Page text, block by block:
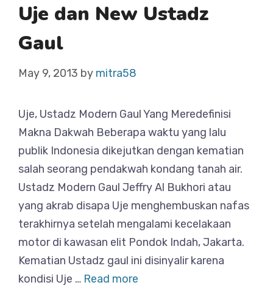
Uje dan New Ustadz
Gaul
May 9, 2013 by mitra58
Uje, Ustadz Modern Gaul Yang Meredefinisi
Makna Dakwah Beberapa waktu yang lalu
publik Indonesia dikejutkan dengan kematian
salah seorang pendakwah kondang tanah air.
Ustadz Modern Gaul Jeffry Al Bukhori atau
yang akrab disapa Uje menghembuskan nafas
terakhirnya setelah mengalami kecelakaan
motor di kawasan elit Pondok Indah, Jakarta.
Kematian Ustadz gaul ini disinyalir karena
kondisi Uje … Read more